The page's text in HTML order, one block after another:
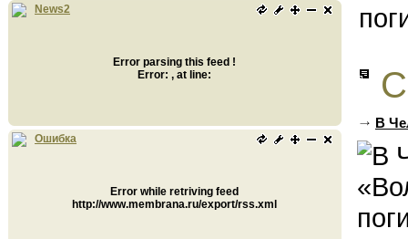
News2
Error parsing this feed !
Error: , at line:
Ошибка
Error while retriving feed
http://www.membrana.ru/export/rss.xml
В